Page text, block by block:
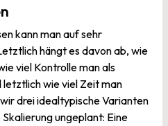
kann man auf sehr
hängt es davon ab, wie
viel Kontrolle man als
letztlich wie viel Zeit man
drei idealtypische Varianten
ungeplant: Eine